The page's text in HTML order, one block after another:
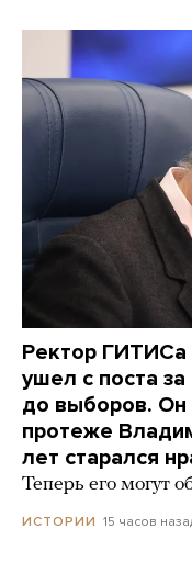
Ректор ГИТИСа
ушел с поста
до выборов. Он
протеже
лет старался
Теперь его могут
ИСТОРИИ 15 часов